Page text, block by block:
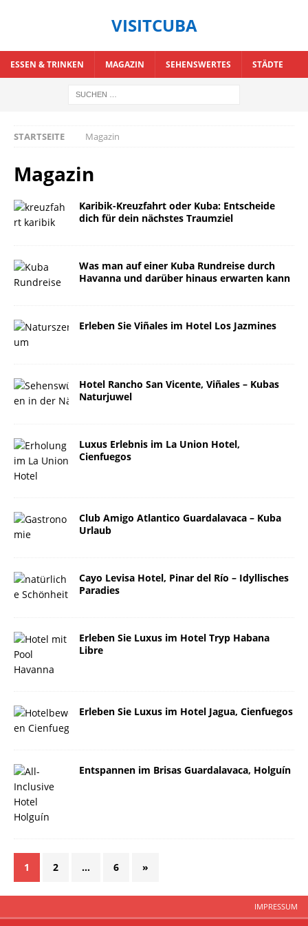
VISITCUBA
ESSEN & TRINKEN MAGAZIN SEHENSWERTES STÄDTE
STARTSEITE Magazin
Magazin
Karibik-Kreuzfahrt oder Kuba: Entscheide
dich für dein nächstes Traumziel
Was man auf einer Kuba Rundreise durch
Havanna und darüber hinaus erwarten kann
Erleben Sie Viñales im Hotel Los Jazmines
Hotel Rancho San Vicente, Viñales – Kubas
Naturjuwel
Luxus Erlebnis im La Union Hotel,
Cienfuegos
Club Amigo Atlantico Guardalavaca – Kuba
Urlaub
Cayo Levisa Hotel, Pinar del Río – Idyllisches
Paradies
Erleben Sie Luxus im Hotel Tryp Habana
Libre
Erleben Sie Luxus im Hotel Jagua, Cienfuegos
Entspannen im Brisas Guardalavaca, Holguín
1 2 … 6 »
IMPRESSUM